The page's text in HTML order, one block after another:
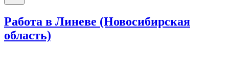
Работа в Линеве (Новосибирская
область)